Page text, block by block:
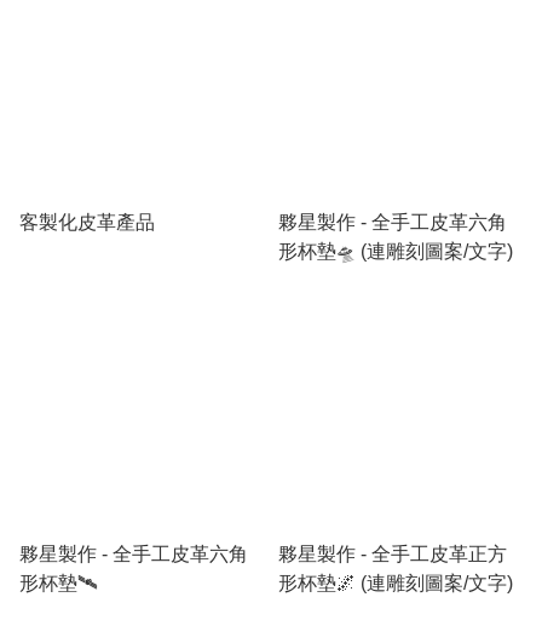
客製化皮革產品
夥星製作 - 全手工皮革六角
形杯墊🛸 (連雕刻圖案/文字)
夥星製作 - 全手工皮革六角
形杯墊🛰️
夥星製作 - 全手工皮革正方
形杯墊🌌 (連雕刻圖案/文字)